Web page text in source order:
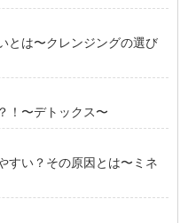
とは〜クレンジングの選び
！〜デトックス〜
すい？その原因とは〜ミネ